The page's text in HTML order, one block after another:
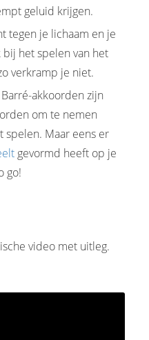
geluid krijgen.
tegen je lichaam en je
het spelen van het
verkramp je niet.
akkoorden zijn
om te nemen
spelen. Maar eens er
gevormd heeft op je
go!
video met uitleg.